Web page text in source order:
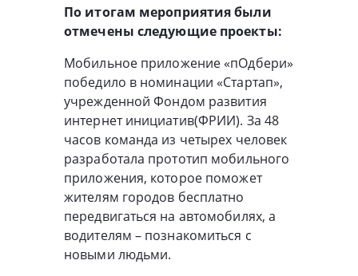
По итогам мероприятия были
отмечены следующие проекты:
Мобильное приложение «пОдбери»
победило в номинации «Стартап»,
учрежденной Фондом развития
интернет инициатив(ФРИИ). За 48
часов команда из четырех человек
разработала прототип мобильного
приложения, которое поможет
жителям городов бесплатно
передвигаться на автомобилях, а
водителям – познакомиться с
новыми людьми.